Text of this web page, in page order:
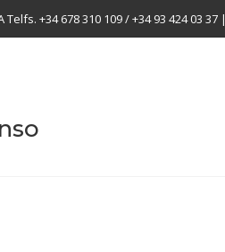
Telfs. +34 678 310 109 / +34 93 424 03 37